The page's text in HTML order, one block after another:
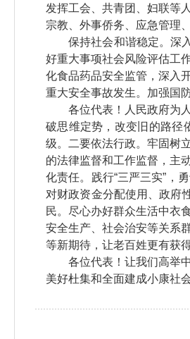
发挥工会、共青团、妇联等
宗教、外事侨务、应急管理
保持社会和谐稳定。深
好重大事项社会风险评估工
化食品药品安全监管，深入
重大安全事故发生。加强国
各位代表！人民政府为
破思维定势，改变旧的路径
级。二要依法行政。牢固树
的法律监督和工作监督，主
化责任。践行“三严三实”，
对财政资金分配使用、政府
民。尽心办好群众生活中衣
安全生产、社会治安等关系
等新期待，让老百姓更有获
各位代表！让我们高举
美好杜集和全面建成小康社